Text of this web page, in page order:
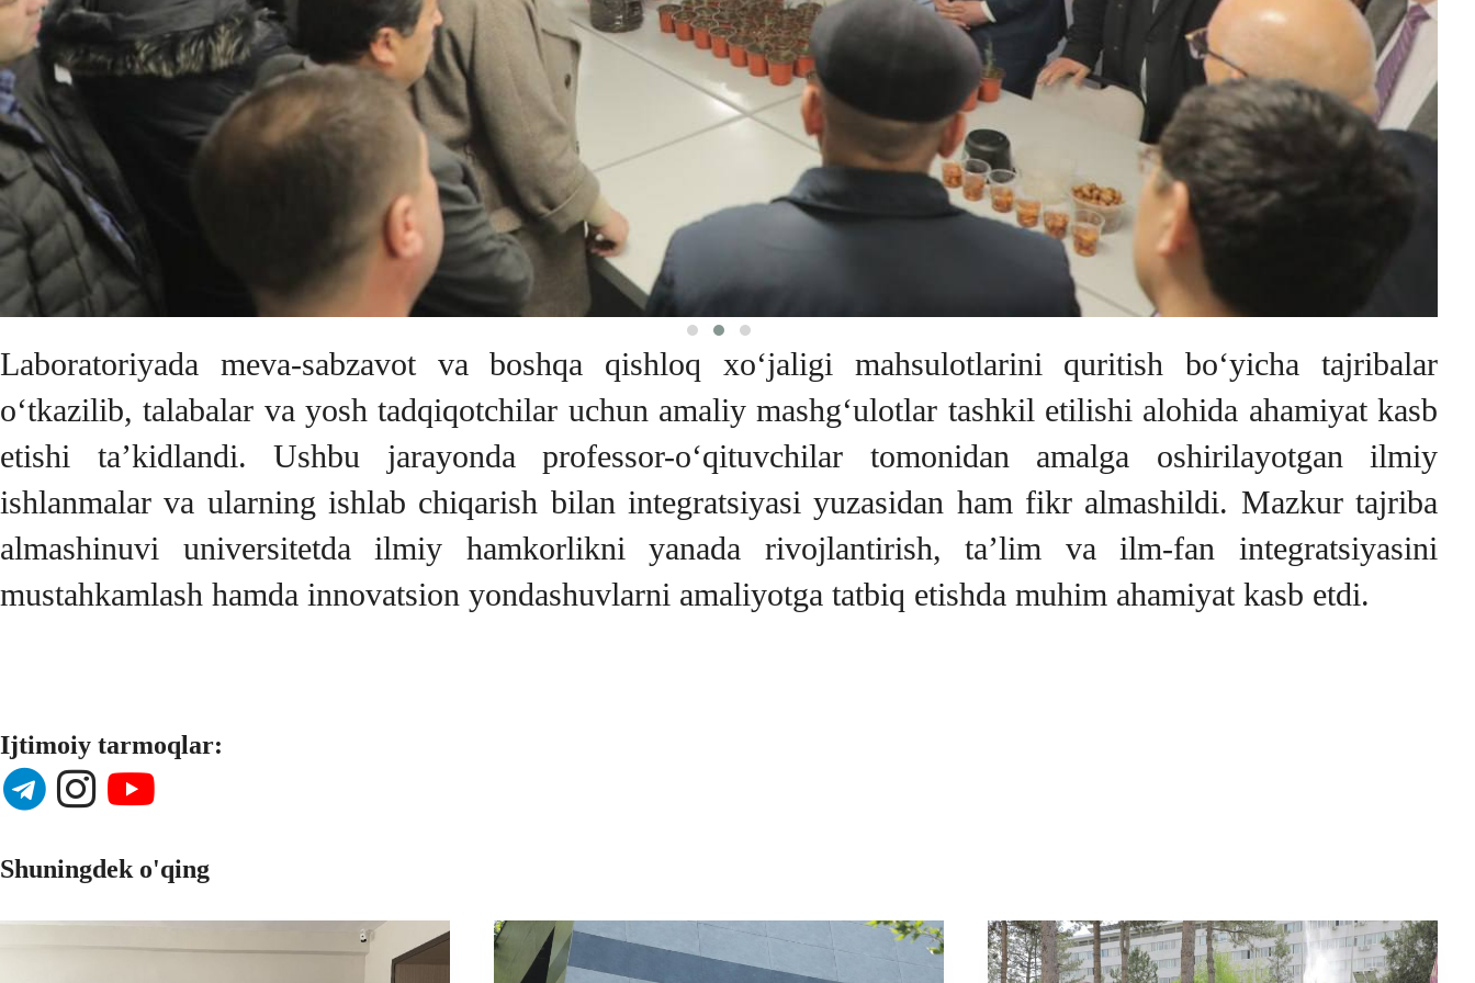
Laboratoriyada meva-sabzavot va boshqa qishloq xo‘jaligi mahsulotlarini quritish bo‘yicha tajribalar
o‘tkazilib, talabalar va yosh tadqiqotchilar uchun amaliy mashg‘ulotlar tashkil etilishi alohida ahamiyat kasb
etishi ta’kidlandi. Ushbu jarayonda professor-o‘qituvchilar tomonidan amalga oshirilayotgan ilmiy
ishlanmalar va ularning ishlab chiqarish bilan integratsiyasi yuzasidan ham fikr almashildi. Mazkur tajriba
almashinuvi universitetda ilmiy hamkorlikni yanada rivojlantirish, ta’lim va ilm-fan integratsiyasini
mustahkamlash hamda innovatsion yondashuvlarni amaliyotga tatbiq etishda muhim ahamiyat kasb etdi.
Ijtimoiy tarmoqlar:
Shuningdek o'qing